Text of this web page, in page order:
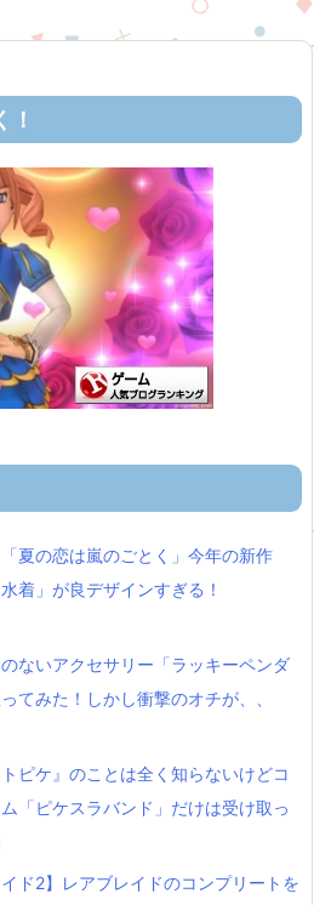
！
夏の恋は嵐のごとく」今年の新作
水着」が良デザインすぎる！
ないアクセサリー「ラッキーペンダ
てみた！しかし衝撃のオチが、、
トピケ』のことは全く知らないけどコ
「ピケスラバンド」だけは受け取っ
イド2】レアブレイドのコンプリートを